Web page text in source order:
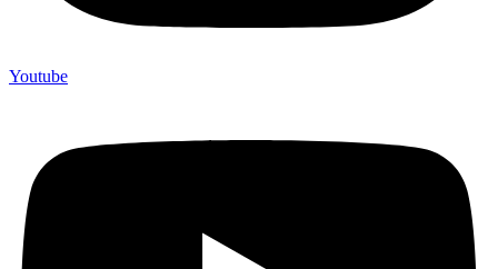
Youtube